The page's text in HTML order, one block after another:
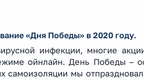
«Дня Победы» в 2020 году.
инфекции, многие
ойнлайн. День Победы –
самоизоляции мы